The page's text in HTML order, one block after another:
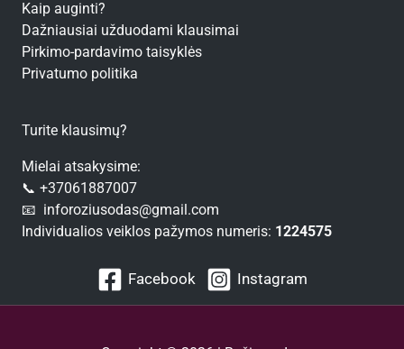
Kaip auginti?
Dažniausiai užduodami klausimai
Pirkimo-pardavimo taisyklės
Privatumo politika
Turite klausimų?
Mielai atsakysime:
📞 +37061887007
📧 inforoziusodas@gmail.com
Individualios veiklos pažymos numeris: 1224575
Facebook Instagram